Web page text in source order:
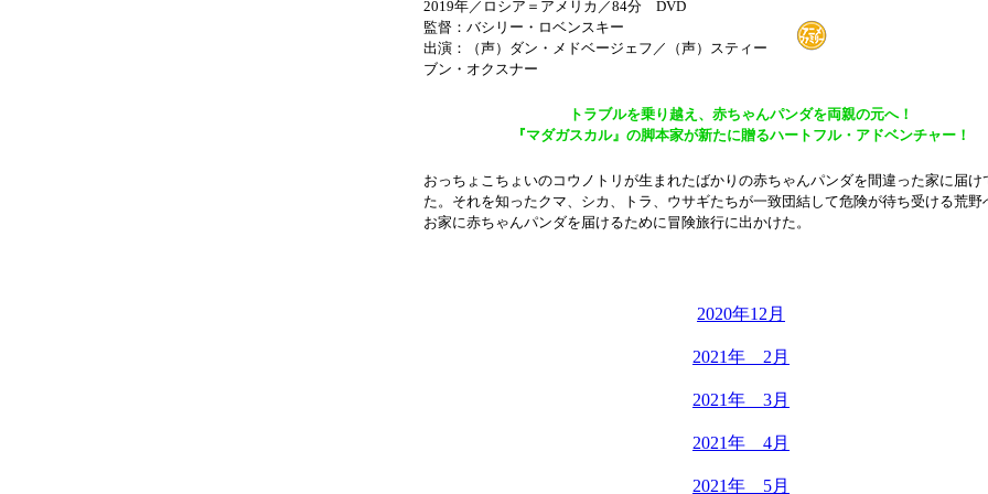
2019年／ロシア＝アメリカ／84分 DVD
監督：バシリー・ロベンスキー
出演：（声）ダン・メドベージェフ／（声）スティー
ブン・オクスナー
トラブルを乗り越え、赤ちゃんパンダを両親の元へ！
『マダガスカル』の脚本家が新たに贈るハートフル・アドベンチャー！
おっちょこちょいのコウノトリが生まれたばかりの赤ちゃんパンダを間違った家に届け
た。それを知ったクマ、シカ、トラ、ウサギたちが一致団結して危険が待ち受ける荒野
お家に赤ちゃんパンダを届けるために冒険旅行に出かけた。
2020年12月
2021年 2月
2021年 3月
2021年 4月
2021年 5月